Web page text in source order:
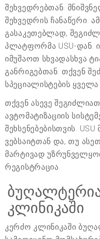
შეხვედრებთან.
შეხვედრის ჩანაწერი.
გასაკეთებლად,
პლატფორმა USU-დან.
იმუშაოთ სხვადასხვა
განრიგებთან. თქვენ
სპეციალისტების
თქვენ ასევე
ავტომატიზაციის
შეხსენებებისთვის.
ვებსაიტთან და, თუ
მარტივად
რეგისტრაცია.
კლინიკაში
კერძო კლინიკაში